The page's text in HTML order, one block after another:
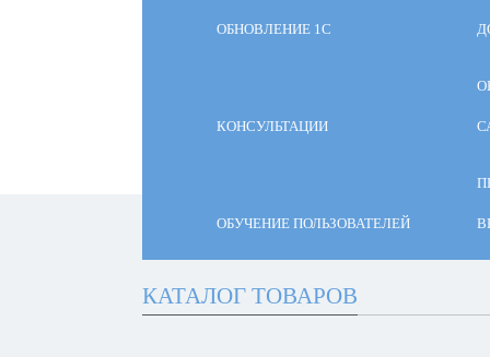
ОБНОВЛЕНИЕ 1С
КОНСУЛЬТАЦИИ
ОБУЧЕНИЕ ПОЛЬЗОВАТЕЛЕЙ
КАТАЛОГ ТОВАРОВ